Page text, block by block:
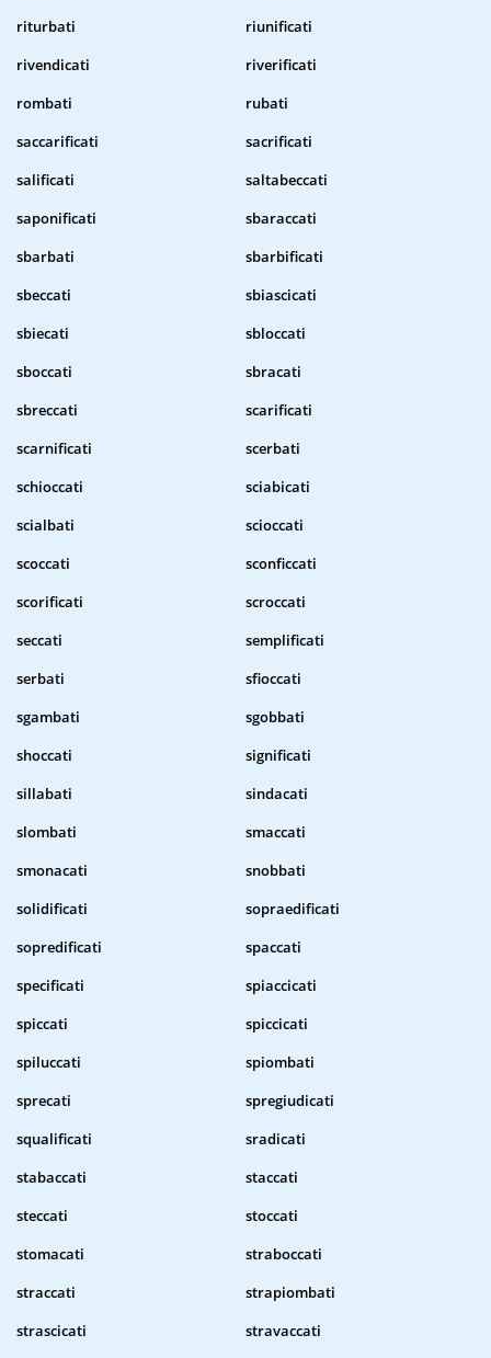
riturbati
riunificati
rivendicati
riverificati
rombati
rubati
saccarificati
sacrificati
salificati
saltabeccati
saponificati
sbaraccati
sbarbati
sbarbificati
sbeccati
sbiascicati
sbiecati
sbloccati
sboccati
sbracati
sbreccati
scarificati
scarnificati
scerbati
schioccati
sciabicati
scialbati
scioccati
scoccati
sconficcati
scorificati
scroccati
seccati
semplificati
serbati
sfioccati
sgambati
sgobbati
shoccati
significati
sillabati
sindacati
slombati
smaccati
smonacati
snobbati
solidificati
sopraedificati
sopredificati
spaccati
specificati
spiaccicati
spiccati
spiccicati
spiluccati
spiombati
sprecati
spregiudicati
squalificati
sradicati
stabaccati
staccati
steccati
stoccati
stomacati
straboccati
straccati
strapiombati
strascicati
stravaccati